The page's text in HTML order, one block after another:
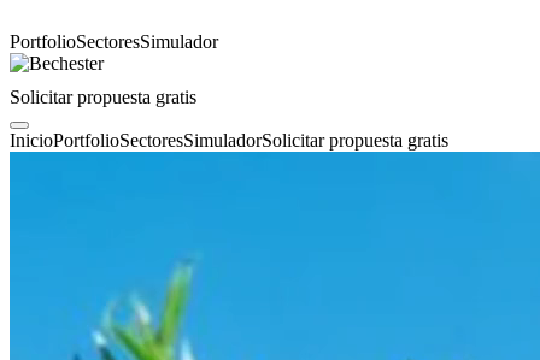
PortfolioSectoresSimulador
Solicitar propuesta gratis
InicioPortfolioSectoresSimuladorSolicitar propuesta gratis